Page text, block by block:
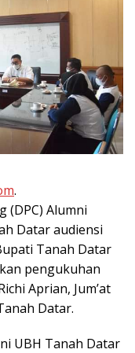
.
(DPC) Alumni
Datar audiensi
Tanah Datar
pengukuhan
Aprian, Jum’at
Datar.
UBH Tanah Datar